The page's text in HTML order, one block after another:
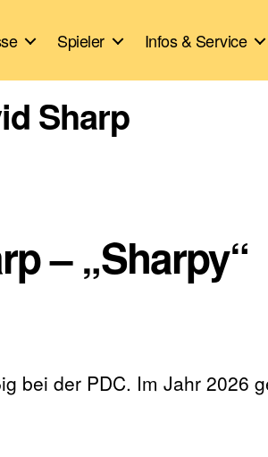
Spieler Infos & Service
Sharp
– „Sharpy“
bei der PDC. Im Jahr 2026